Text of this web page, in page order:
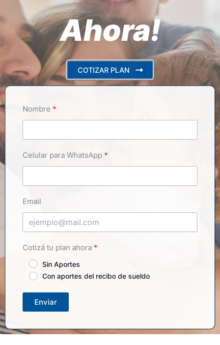
Ahora!
COTIZAR PLAN
Nombre
Celular para WhatsApp
Email
Cotizá tu plan ahora
Sin Aportes
Con aportes del recibo de sueldo
Enviar